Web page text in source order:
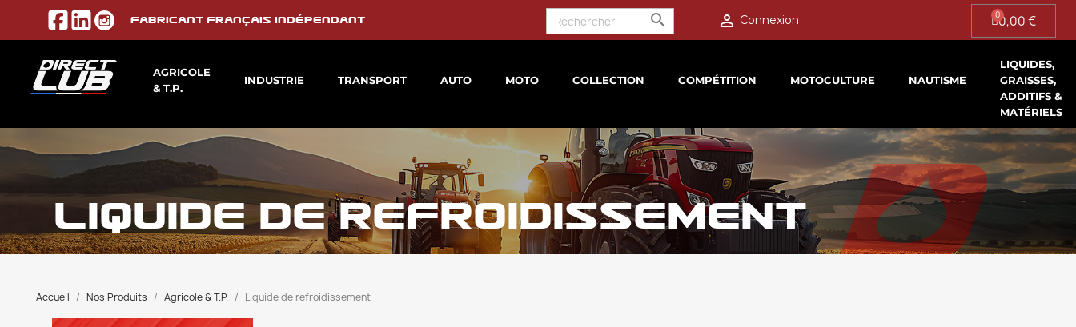
Fabricant français indépendant  Connexion
 0,00 €
AGRICOLE
& T.P.
INDUSTRIE TRANSPORT AUTO MOTO COLLECTION COMPÉTITION MOTOCULTURE NAUTISME
LIQUIDES,
GRAISSES,
ADDITIFS &
MATÉRIELS
Accueil Nos Produits Agricole & T.P. Liquide de refroidissement
LIQUIDE DE REFROIDISSEMENT